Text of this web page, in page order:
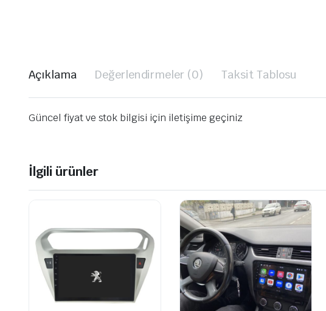
Açıklama Değerlendirmeler (0) Taksit Tablosu
Güncel fiyat ve stok bilgisi için iletişime geçiniz
İlgili ürünler